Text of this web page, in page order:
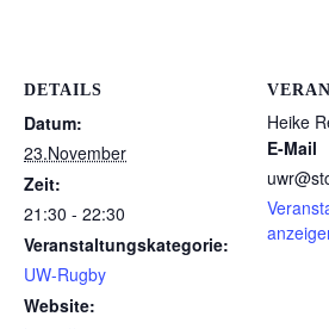
DETAILS
Datum:
23.November
Zeit:
21:30 - 22:30
Veranstaltungskategorie:
UW-Rugby
Website:
Heike
E-Mail